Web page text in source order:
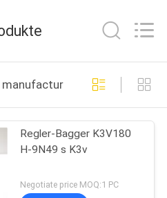
Regler-Bagger K3V180
H-9N49 s K3v
Negotiate price MOQ:1 PC